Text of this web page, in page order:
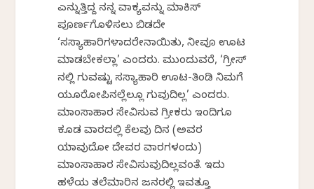
ಎನ್ನುತ್ತಿದ್ದ ನನ್ನ ವಾಕ್ಯವನ್ನು ಮಾಕಿಸ್
ಪೂರ್ಣಗೊಳಿಸಲು ಬಿಡದೇ
‘ಸಸ್ಯಾಹಾರಿಗಳಾದರೇನಾಯಿತು, ನೀವೂ ಊಟ
ಮಾಡಬೇಕಲ್ಲಾ’ ಎಂದರು. ಮುಂದುವರೆಸಿ, ‘ಗ್ರೀಸ್
ನಲ್ಲಿ ಸಿಗುವಷ್ಟು ಸಸ್ಯಾಹಾರಿ ಊಟ-ತಿಂಡಿ ನಿಮಗೆ
ಯೂರೋಪಿನಲ್ಲೆಲ್ಲೂ ಸಿಗುವುದಿಲ್ಲ’ ಎಂದರು.
ಮಾಂಸಾಹಾರ ಸೇವಿಸುವ ಗ್ರೀಕರು ಇಂದಿಗೂ
ಕೂಡ ವಾರದಲ್ಲಿ ಕೆಲವು ದಿನ (ಅವರ
ಯಾವುದೋ ದೇವರ ವಾರಗಳಂದು)
ಮಾಂಸಾಹಾರ ಸೇವಿಸುವುದಿಲ್ಲವಂತೆ. ಇದು
ಹಳೆಯ ತಲೆಮಾರಿನ ಜನರಲ್ಲಿ ಇವತ್ತೂ